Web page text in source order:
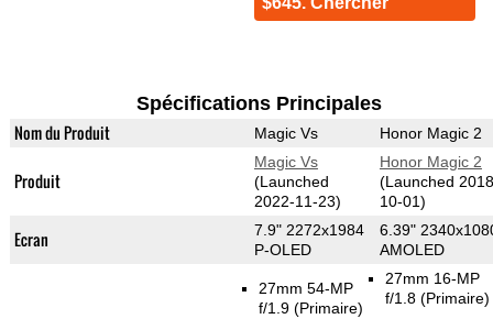
Spécifications Principales
Nom du Produit Magic Vs Honor Magic 2
Produit
Magic Vs
(Launched
2022-11-23)
Honor Magic 2
(Launched
10-01)
Ecran
7.9" 2272x1984
P-OLED
6.39"
AMOLED
27mm 54-MP
f/1.9(Primaire)
27mm 16-MP
f/1.8 (Primaire)